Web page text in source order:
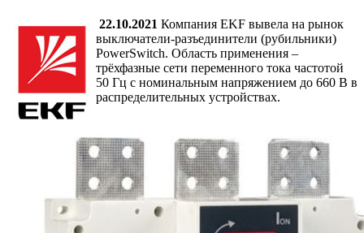
22.10.2021 Компания EKF вывела на рынок
выключатели-разъединители (рубильники)
PowerSwitch. Область применения –
трёхфазные сети переменного тока частотой
50 Гц с номинальным напряжением до 660 В в
распределительных устройствах.